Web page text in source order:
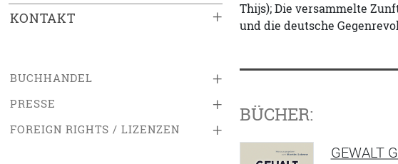
+
KONTAKT
+
BUCHHANDEL
+
PRESSE
+
FOREIGN RIGHTS / LIZENZEN
Thijs); Die versammelte
und die deutsche
BÜCHER:
GEWALT